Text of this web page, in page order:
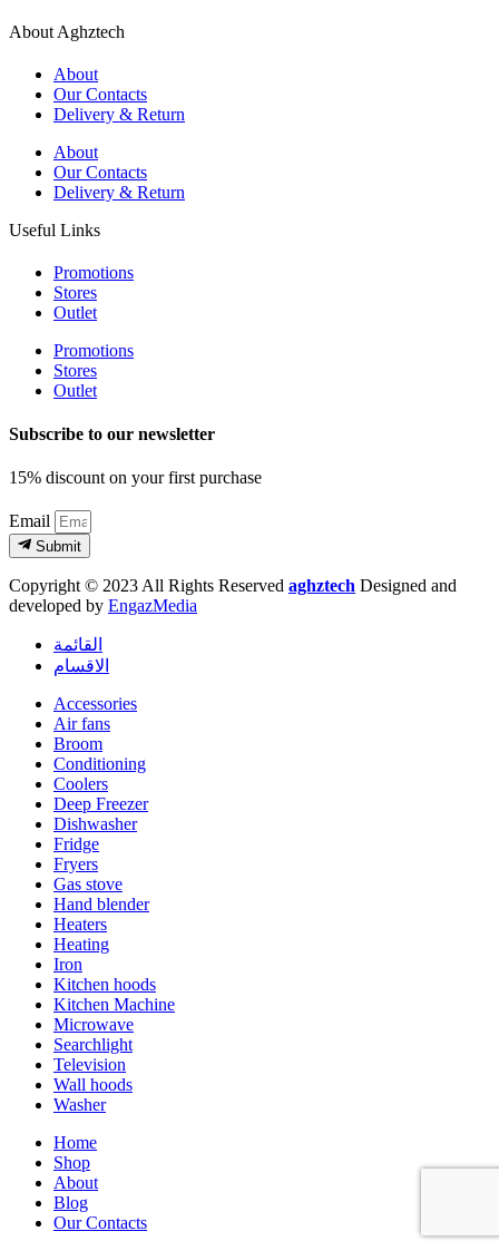
About Aghztech
About
Our Contacts
Delivery & Return
About
Our Contacts
Delivery & Return
Useful Links
Promotions
Stores
Outlet
Promotions
Stores
Outlet
Subscribe to our newsletter
15% discount on your first purchase
Email
Submit
Copyright © 2023 All Rights Reserved aghztech Designed and
developed by EngazMedia
القائمة
الاقسام
Accessories
Air fans
Broom
Conditioning
Coolers
Deep Freezer
Dishwasher
Fridge
Fryers
Gas stove
Hand blender
Heaters
Heating
Iron
Kitchen hoods
Kitchen Machine
Microwave
Searchlight
Television
Wall hoods
Washer
Home
Shop
About
Blog
Our Contacts